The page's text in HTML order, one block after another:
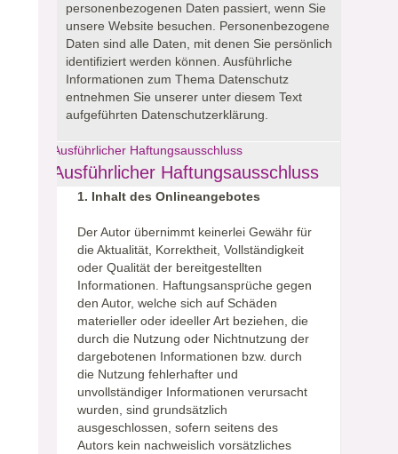
personenbezogenen Daten passiert, wenn Sie
unsere Website besuchen. Personenbezogene
Daten sind alle Daten, mit denen Sie persönlich
identifiziert werden können. Ausführliche
Informationen zum Thema Datenschutz
entnehmen Sie unserer unter diesem Text
aufgeführten Datenschutzerklärung.
Ausführlicher Haftungsausschluss
Ausführlicher Haftungsausschluss
1. Inhalt des Onlineangebotes
Der Autor übernimmt keinerlei Gewähr für
die Aktualität, Korrektheit, Vollständigkeit
oder Qualität der bereitgestellten
Informationen. Haftungsansprüche gegen
den Autor, welche sich auf Schäden
materieller oder ideeller Art beziehen, die
durch die Nutzung oder Nichtnutzung der
dargebotenen Informationen bzw. durch
die Nutzung fehlerhafter und
unvollständiger Informationen verursacht
wurden, sind grundsätzlich
ausgeschlossen, sofern seitens des
Autors kein nachweislich vorsätzliches